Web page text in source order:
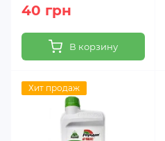
40 грн
В корзину
Хит продаж